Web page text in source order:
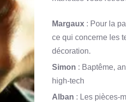
Margaux: Pour la
ce qui concerne les
décoration.
Simon : Baptême,
high-tech
Alban : Les pièces-